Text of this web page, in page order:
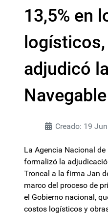
13,5% en
adjudicó
Creado: 19
La Agencia Nacional
formalizó la
Troncal a la firma Jan
marco del proceso de
el Gobierno nacional,
costos logísticos y